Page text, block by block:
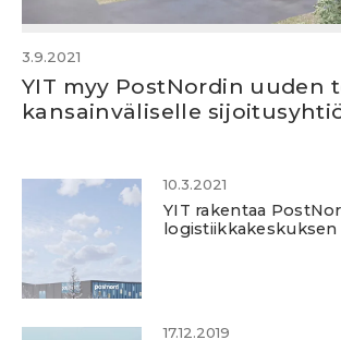
3.9.2021
YIT myy PostNordin uuden
kansainväliselle
10.3.2021
YIT rakentaa
logistiikkakeskuksen
17.12.2019